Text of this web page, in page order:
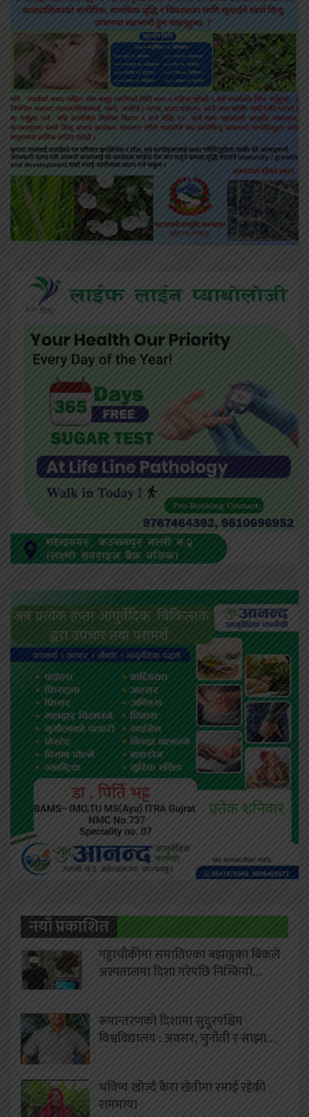
नयाँ प्रकाशित
गड्डाचौकीमा समातिएका बझाङ्गका बिकले
अस्पतालमा दिशा गरेपछि निस्कियो…
रूपान्तरणको दिशामा सुदूरपश्चिम
विश्वविद्यालय : अवसर, चुनौती र साझा…
भविष्य खोज्दै केरा खेतीमा रमाई रहेकी
राममाया